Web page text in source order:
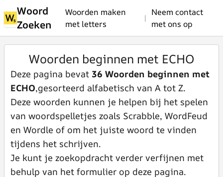
Woord
Zoeken
Woorden maken
met letters
|
Neem contact
met ons op
Woorden beginnen met ECHO
Deze pagina bevat 36 Woorden beginnen met
ECHO,gesorteerd alfabetisch van A tot Z.
Deze woorden kunnen je helpen bij het spelen
van woordspelletjes zoals Scrabble, WordFeud
en Wordle of om het juiste woord te vinden
tijdens het schrijven.
Je kunt je zoekopdracht verder verfijnen met
behulp van het formulier op deze pagina.